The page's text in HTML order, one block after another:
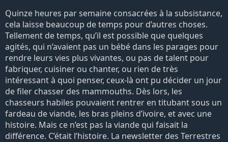
Quinze heures par semaine consacrées à la subsistance,
cela laisse beaucoup de temps pour d’autres choses.
Tellement de temps, qu’il est possible que quelques
agités, qui n’avaient pas un bébé dans les parages pour
rendre leurs vies plus vivantes, ou pas de talent pour
fabriquer, cuisiner ou chanter, ou rien de très
intéressant à quoi penser, ceux-là ont pu décider un jour
de filer chasser des mammouths. Dès lors, les
chasseurs habiles pouvaient rentrer en titubant sous un
fardeau de viande, les bras pleins d’ivoire, et avec une
histoire. Mais ce n’est pas la viande qui faisait la
différence. C’était l’histoire. La newsletter des Terrestres